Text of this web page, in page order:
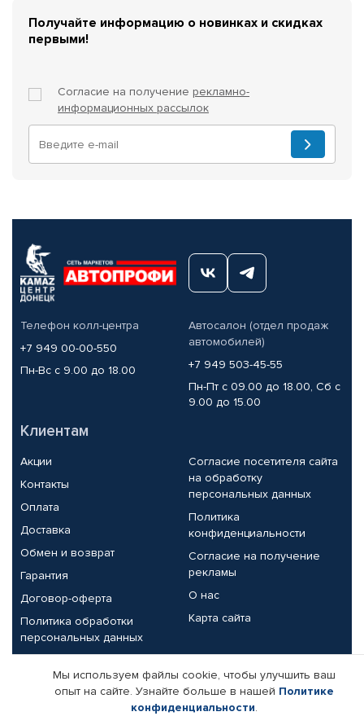
Получайте информацию о новинках и скидках
первыми!
Согласие на получение рекламно-
информационных рассылок
Телефон колл-центра
+7 949 00-00-550
Пн-Вс с 9.00 до 18.00
Автосалон (отдел продаж
автомобилей)
+7 949 503-45-55
Пн-Пт с 09.00 до 18.00, Сб с
9.00 до 15.00
Клиентам
Акции
Контакты
Оплата
Доставка
Обмен и возврат
Гарантия
Договор-оферта
Политика обработки
персональных данных
Согласие посетителя сайта
на обработку
персональных данных
Политика
конфиденциальности
Согласие на получение
рекламы
О нас
Карта сайта
Партнерам
Корпоративным клиентам
Реквизиты компании
Мы используем файлы cookie, чтобы улучшить ваш
опыт на сайте. Узнайте больше в нашей Политике
конфиденциальности.